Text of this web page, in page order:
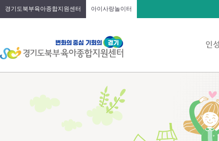
경기도북부육아종합지원센터 아이사랑놀이터